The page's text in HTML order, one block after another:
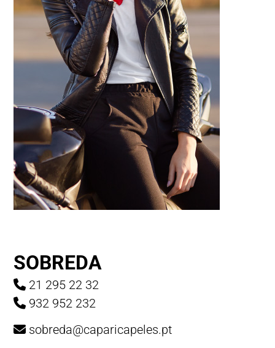
SOBREDA
21 295 22 32
932 952 232
sobreda@caparicapeles.pt